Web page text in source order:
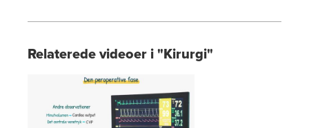
Relaterede videoer i "Kirurgi"